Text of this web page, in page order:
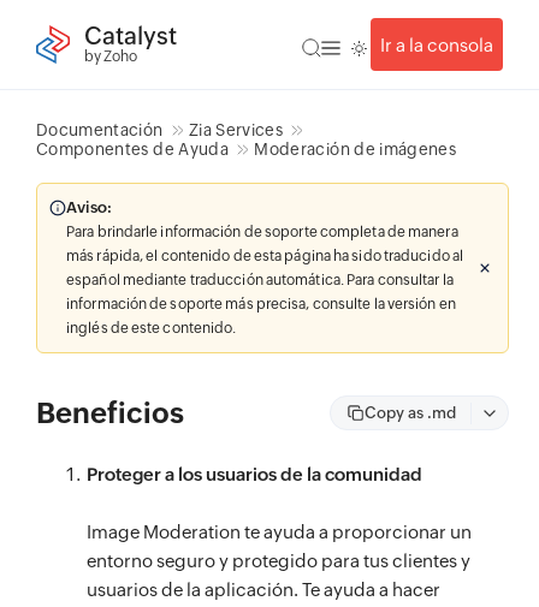
Catalyst
by Zoho
Ir a la consola
Documentación
Zia Services
Componentes de Ayuda
Moderación de imágenes
Aviso:
Para brindarle información de soporte completa de manera
más rápida, el contenido de esta página ha sido traducido al
español mediante traducción automática. Para consultar la
información de soporte más precisa, consulte la versión en
inglés de este contenido.
Beneficios Copy as .md
Proteger a los usuarios de la comunidad
Image Moderation te ayuda a proporcionar un
entorno seguro y protegido para tus clientes y
usuarios de la aplicación. Te ayuda a hacer